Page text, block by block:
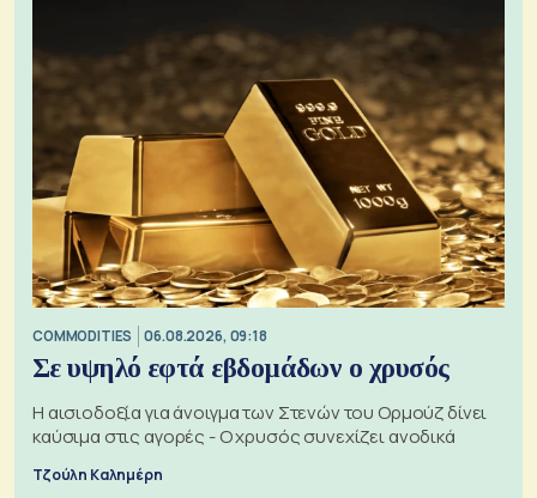
COMMODITIES 06.08.2026, 09:18
Σε υψηλό εφτά εβδομάδων ο χρυσός
Η αισιοδοξία για άνοιγμα των Στενών του Ορμούζ δίνει
καύσιμα στις αγορές - Ο χρυσός συνεχίζει ανοδικά
Τζούλη Καλημέρη